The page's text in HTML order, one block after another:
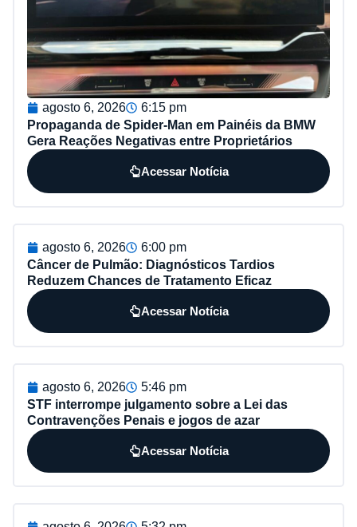
agosto 6, 2026
6:15 pm
Propaganda de Spider-Man em Painéis da BMW
Gera Reações Negativas entre Proprietários
Acessar Notícia
agosto 6, 2026
6:00 pm
Câncer de Pulmão: Diagnósticos Tardios
Reduzem Chances de Tratamento Eficaz
Acessar Notícia
agosto 6, 2026
5:46 pm
STF interrompe julgamento sobre a Lei das
Contravenções Penais e jogos de azar
Acessar Notícia